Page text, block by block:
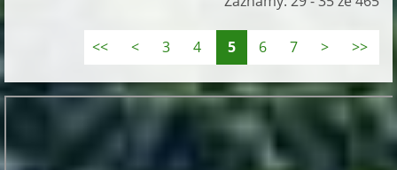
<< < 3 4 5 6 7 > >>